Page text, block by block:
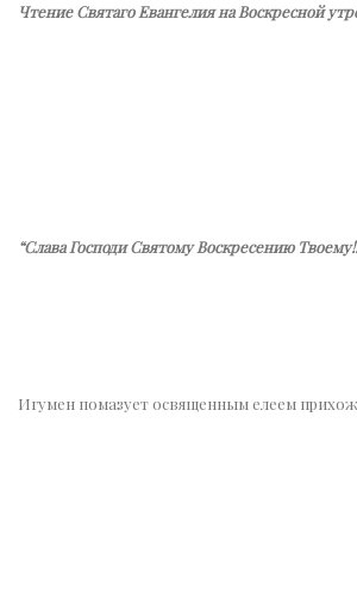
Чтение Святаго Евангелия на Воскресной
“Слава Господи Святому Воскресению
Игумен помазует освященным елеем